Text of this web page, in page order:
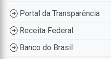
Portal da Transparência
Receita Federal
Banco do Brasil